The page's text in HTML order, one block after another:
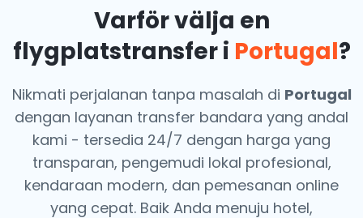
Varför välja en
flygplatstransfer i Portugal?
Nikmati perjalanan tanpa masalah di Portugal
dengan layanan transfer bandara yang andal
kami - tersedia 24/7 dengan harga yang
transparan, pengemudi lokal profesional,
kendaraan modern, dan pemesanan online
yang cepat. Baik Anda menuju hotel,